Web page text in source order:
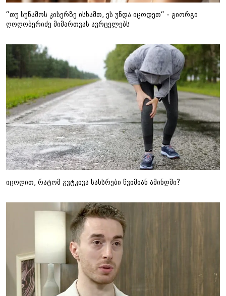
“თუ სუნამოს კისერზე ისხამთ, ეს უნდა იცოდეთ“ - გიორგი
ღოღობერიძე მიმართვას ავრცელებს
იცოდით, რატომ გვტკივა სახსრები წვიმიან ამინდში?